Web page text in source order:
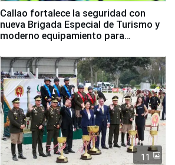
Callao fortalece la seguridad con
nueva Brigada Especial de Turismo y
moderno equipamiento para
11